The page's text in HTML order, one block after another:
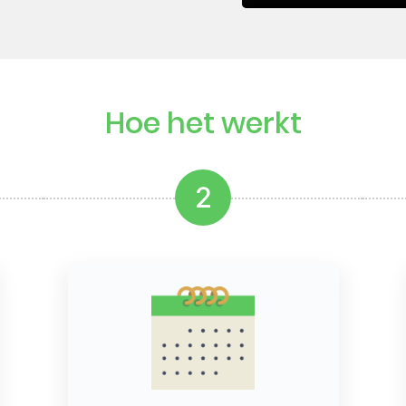
Hoe het werkt
2